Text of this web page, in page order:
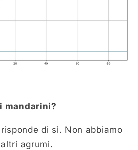
mandarini?
di sì. Non abbiamo
agrumi.